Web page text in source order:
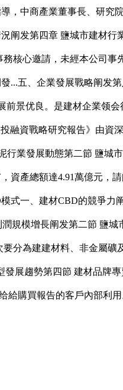
，中商產業董事長、研究
阐发第四章 鹽城市建材行
核心邀請，未經本公司事
五、企業發展戰略阐发第
前景优良。是建材企業领
融資戰略研究報告》由資
行業發展動態第二節 鹽城
資產總額達4.91萬億元，
式一、建材CBD的競爭力
規模增長阐发第二節 鹽
分為建建材料、非金屬礦
展趨勢第四節 建材品牌
給購買報告的客戶內部利